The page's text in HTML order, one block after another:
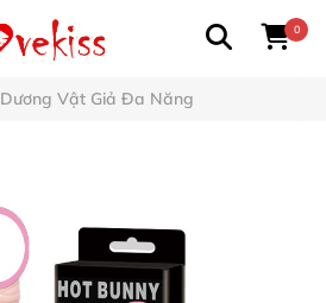
0
Dương Vật Giả Đa Năng